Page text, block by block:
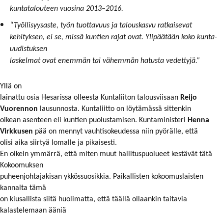
kun­ta­ta­lou­teen vuo­si­na 2013–2016.
“Työl­li­syy­sas­te, työn tuot­ta­vuus ja ta­lous­kas­vu rat­kai­se­vat
ke­hi­tyk­sen, ei se, mis­sä kun­tien ra­jat ovat. Yli­pää­tään ko­ko kun­ta­
uu­dis­tuk­sen
las­kel­mat ovat enem­män tai vä­hem­män ha­tus­ta ve­det­ty­jä.”
Yllä on
lainattu osia Hesarissa olleesta Kuntaliiton talousviisaan Reijo
Vuorennon lausunnosta. Kuntaliitto on löytämässä sittenkin
oikean asenteen eli kuntien puolustamisen. Kuntaministeri Henna
Virkkusen pää on mennyt vauhtisokeudessa niin pyörälle, että
olisi aika siirtyä lomalle ja pikaisesti.
En oikein ymmärrä, että miten muut hallituspuolueet kestävät tätä
Kokoomuksen
puheenjohtajakisan ykkössuosikkia. Paikallisten kokoomuslaisten
kannalta tämä
on kiusallista siitä huolimatta, että täällä ollaankin taitavia
kalastelemaan ääniä